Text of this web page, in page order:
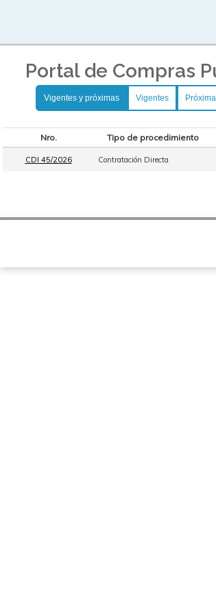
Portal de Compras
Vigentes y próximas Vigentes
Nro. Tipo de procedimiento
CDI 45/2026 Contratación Directa